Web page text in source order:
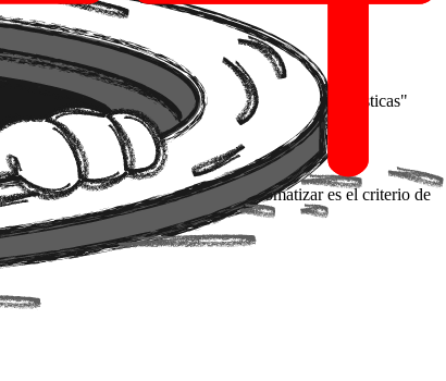
de negocio clara, dejamos de construir "características"
un gasto operativo, no una inversión estratégica.
, la única ventaja que no se puede automatizar es el criterio de